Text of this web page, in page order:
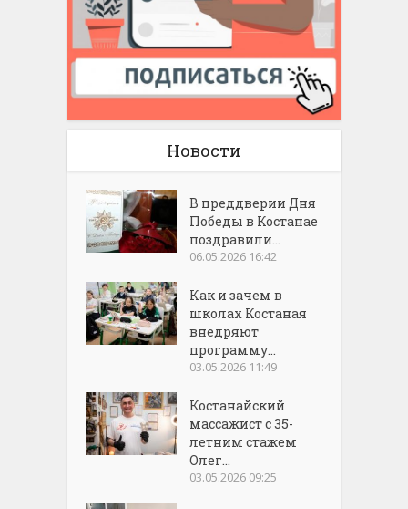
Новости
В преддверии Дня
Победы в Костанае
поздравили...
06.05.2026 16:42
Как и зачем в
школах Костаная
внедряют
программу...
03.05.2026 11:49
Костанайский
массажист с 35-
летним стажем
Олег...
03.05.2026 09:25